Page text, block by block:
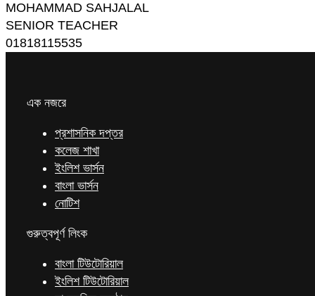
MOHAMMAD SAHJALAL
SENIOR TEACHER
01818115535
এক নজরে
প্রশাসনিক দপ্তর
কলেজ শাখা
ইংলিশ ভার্সন
বাংলা ভার্সন
নোটিশ
গুরুত্বপূর্ণ লিংক
বাংলা টিউটোরিয়াল
ইংলিশ টিউটোরিয়াল